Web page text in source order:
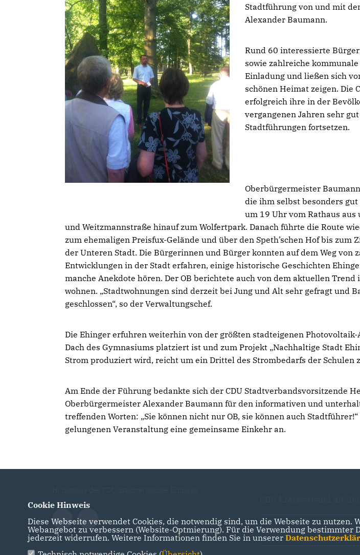
Stadtführung von und mit
Alexander Baumann.
Rund 60 interessierte
sowie zahlreiche
Einladung und ließen sich
schönen Heimat zeigen. Die
erfolgreich ihre in der
vergangenen Jahren sehr
Stadtführungen fortsetzen.
Oberbürgermeister
die ihm selbst besonders
um 19 Uhr vom Rathaus
und Weitzmannstraße hinauf zum Wolfertpark. Danach führte die Route
zum ehemaligen Preisfux-Gelände und über den Speth’schen Hof bis zum
der Unteren Stadt. Die Bürgerinnen und Bürger konnten auf dem Weg von
Entwicklungen in der Stadt erfahren, einige historische Geschichten
manche Anekdote hören. Der OB berichtete auch von dem aktuellen Trend
wohnen. „Stadtwohnungen sind derzeit bei Jung und Alt sehr gefragt und
geschlossen“, so der Verwaltungschef.
Die Ehinger erfuhren weiterhin von der größten stadteigenen
Dach des Gymnasiums platziert ist und zum Projekt „Nachhaltige Stadt
Strom produziert wird, reicht um ein Drittel des Strombedarfs der Schulen
Am Ende der Führung bedankte sich der CDU Stadtverbandsvorsitzende
Oberbürgermeister Alexander Baumann für den informativen und
treffenden Worten: „Sie können nicht nur OB, sie können auch
gelungenen Veranstaltung eine gemeinsame Einkehr an.
CDU Baden-Württemberg
Cookie Hinweis
Diese Webseite verwendet Cookies, die notwendig sind, um die Webseite zu
Webangebot zu verbessern (Website-Optmierung). Für die Verwendung
jederzeit widerrufen. Weitere Informationen finden Sie in unserer